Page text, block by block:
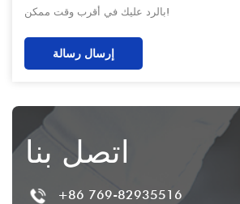
بالرد عليك في أقرب وقت ممكن!
إرسال رسالة
اتصل بنا
+86 769-82935516